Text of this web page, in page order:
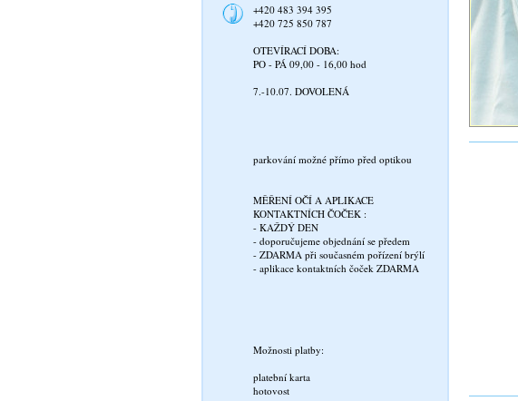
+420 483 394 395
+420 725 850 787
OTEVÍRACÍ DOBA:
PO - PÁ 09,00 - 16,00 hod
7.-10.07. DOVOLENÁ
parkování možné přímo před optikou
MĚŘENÍ OČÍ A APLIKACE
KONTAKTNÍCH ČOČEK :
- KAŽDÝ DEN
- doporučujeme objednání se předem
- ZDARMA při současném pořízení brýlí
- aplikace kontaktních čoček ZDARMA
Možnosti platby:
platební karta
hotovost